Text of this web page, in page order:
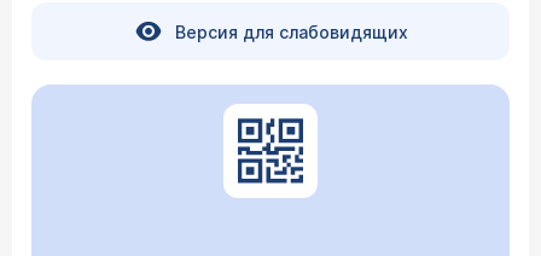
Версия для слабовидящих